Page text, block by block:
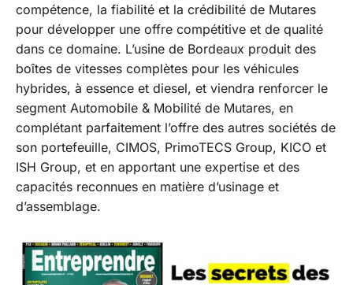
compétence, la fiabilité et la crédibilité de Mutares
pour développer une offre compétitive et de qualité
dans ce domaine. L’usine de Bordeaux produit des
boîtes de vitesses complètes pour les véhicules
hybrides, à essence et diesel, et viendra renforcer le
segment Automobile & Mobilité de Mutares, en
complétant parfaitement l’offre des autres sociétés de
son portefeuille, CIMOS, PrimoTECS Group, KICO et
ISH Group, et en apportant une expertise et des
capacités reconnues en matière d’usinage et
d’assemblage.